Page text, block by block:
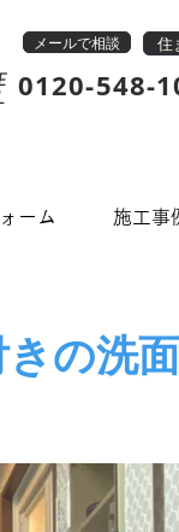
メールで相談 住
0120-548-
ーム 施工事
の洗